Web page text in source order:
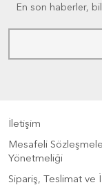
En son haberler,
İletişim
Mesafeli
Yönetmeliği
Sipariş, Teslimat ve